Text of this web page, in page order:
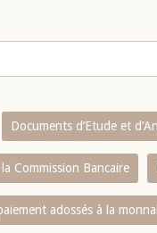
Documents d’Etude et
Commission Bancaire
adossés à la